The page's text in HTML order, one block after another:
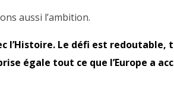
aussi l’ambition.
l’Histoire. Le défi est
égale tout ce que l’Europe a